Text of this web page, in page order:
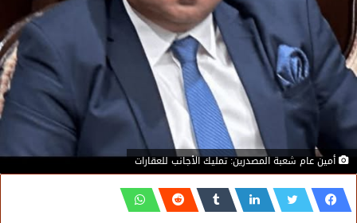
أمين عام شعبة المصدرين: تمليك الأجانب للعقارات